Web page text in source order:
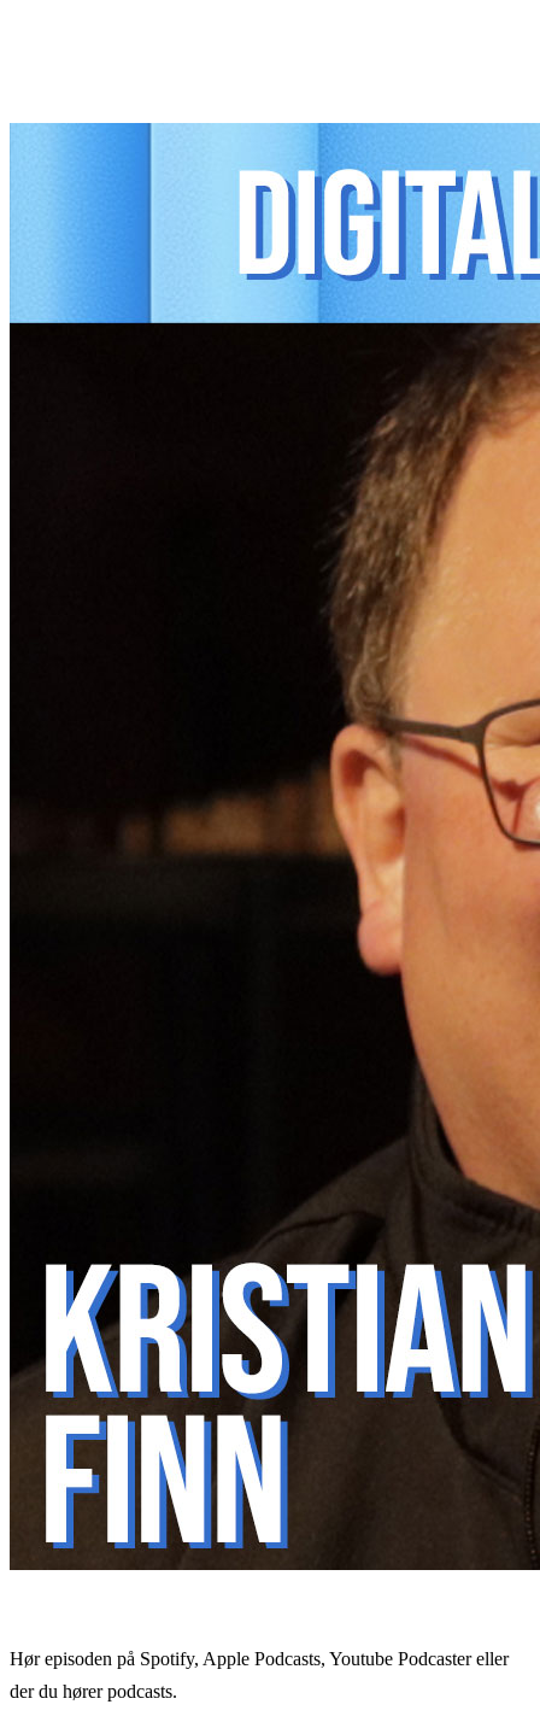
Hør episoden på Spotify, Apple Podcasts, Youtube Podcaster eller
der du hører podcasts.